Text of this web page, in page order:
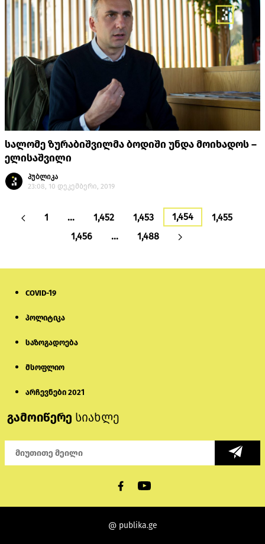
სალომე ზურაბიშვილმა ბოდიში უნდა მოიხადოს –
ელისაშვილი
პუბლიკა
23:08, 10 დეკემბერი, 2019
1 … 1,452 1,453 1,454
1,455
1,456
… 1,488
COVID-19
პოლიტიკა
საზოგადოება
მსოფლიო
არჩევნები 2021
გამოიწერე სიახლე
@ publika.ge